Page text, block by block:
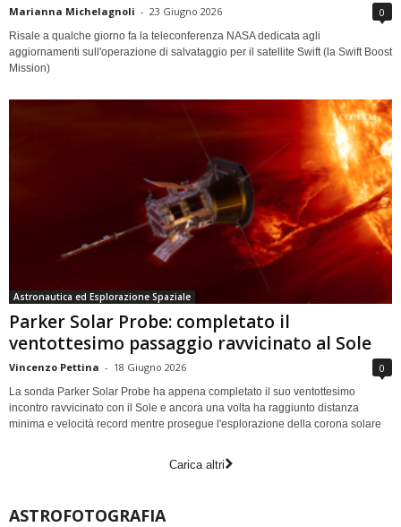
Marianna Michelagnoli - 23 Giugno 2026 0
Risale a qualche giorno fa la teleconferenza NASA dedicata agli
aggiornamenti sull'operazione di salvataggio per il satellite Swift (la Swift Boost
Mission)
Astronautica ed Esplorazione Spaziale
Parker Solar Probe: completato il
ventottesimo passaggio ravvicinato al Sole
Vincenzo Pettina - 18 Giugno 2026 0
La sonda Parker Solar Probe ha appena completato il suo ventottesimo
incontro ravvicinato con il Sole e ancora una volta ha raggiunto distanza
minima e velocità record mentre prosegue l'esplorazione della corona solare
Carica altri
ASTROFOTOGRAFIA